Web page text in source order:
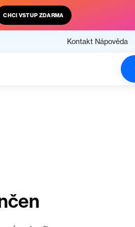
CHCI VSTUP ZDARMA
Kontakt Nápověda